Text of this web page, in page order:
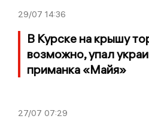
29/07 14:36
В Курске на крышу
возможно, упал
приманка «Майя»
27/07 07:29